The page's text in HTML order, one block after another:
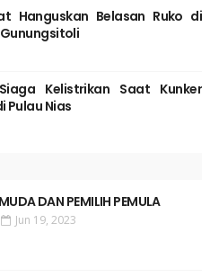
Hanguskan Belasan Ruko di
Kelistrikan Saat Kunker
Pulau Nias
DAN PEMILIH PEMULA
Jun 19, 2023